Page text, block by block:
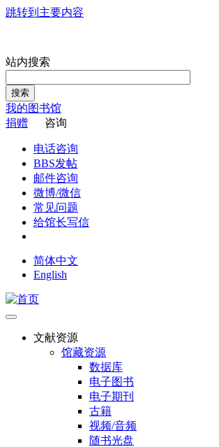
跳转到主要内容
站内搜索
搜索
我的图书馆
捐赠
咨询
电话咨询
BBS发帖
邮件咨询
微博/微信
常见问题
给馆长写信
简体中文
English
文献资源
馆藏资源
数据库
电子图书
电子期刊
古籍
视频/音频
随书光盘